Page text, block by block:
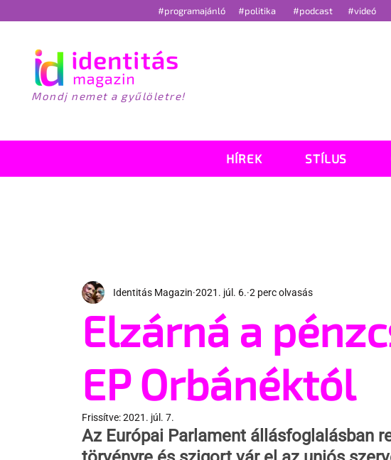
#programajánló #politika #podcast #videó
Mondj nemet a gyűlöletre!
HÍREK STÍLUS
Elzárná a
EP Orbánéktól
Identitás Magazin 2021. júl. 6. 2 perc olvasás
Frissítve:2021. júl. 7.
Az Európai Parlament állásfoglalásban